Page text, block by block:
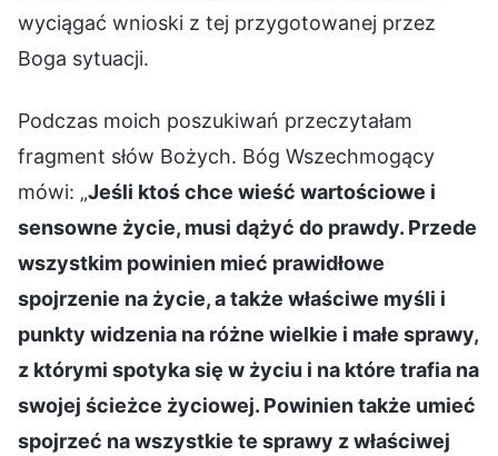
wyciągać wnioski z tej przygotowanej przez
Boga sytuacji.
Podczas moich poszukiwań przeczytałam
fragment słów Bożych. Bóg Wszechmogący
mówi: „Jeśli ktoś chce wieść wartościowe i
sensowne życie, musi dążyć do prawdy. Przede
wszystkim powinien mieć prawidłowe
spojrzenie na życie, a także właściwe myśli i
punkty widzenia na różne wielkie i małe sprawy,
z którymi spotyka się w życiu i na które trafia na
swojej ścieżce życiowej. Powinien także umieć
spojrzeć na wszystkie te sprawy z właściwej